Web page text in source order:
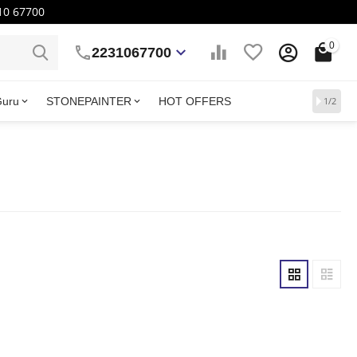
67700
2231067700 0
STONEPAINTER HOT OFFERS 1/2